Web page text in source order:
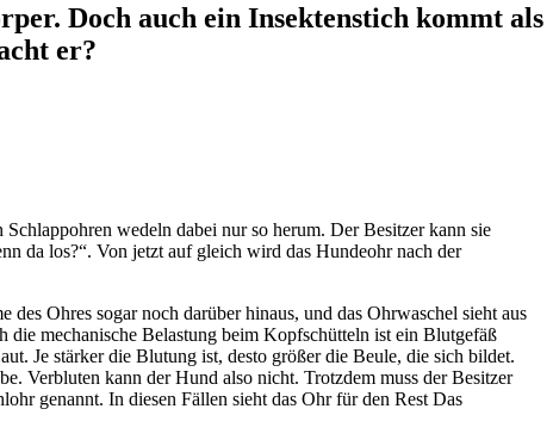
Doch auch ein Insektenstich kommt als
er?
wedeln dabei nur so herum. Der Besitzer kann sie
da los?“. Von jetzt auf gleich wird das Hundeohr nach der
Ohres sogar noch darüber hinaus, und das Ohrwaschel sieht aus
mechanische Belastung beim Kopfschütteln ist ein Blutgefäß
Je stärker die Blutung ist, desto größer die Beule, die sich bildet.
Verbluten kann der Hund also nicht. Trotzdem muss der Besitzer
genannt. In diesen Fällen sieht das Ohr für den Rest Das